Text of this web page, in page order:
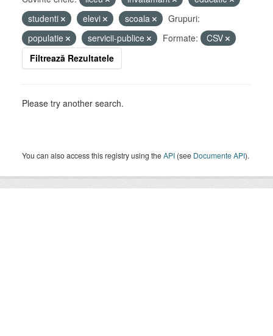
studenti
elevi scoala
Grupuri:
populatie
servicii-publice Formate:
CSV
Filtrează Rezultatele
Please try another search.
You can also access this registry using theAPI (see Documente API).